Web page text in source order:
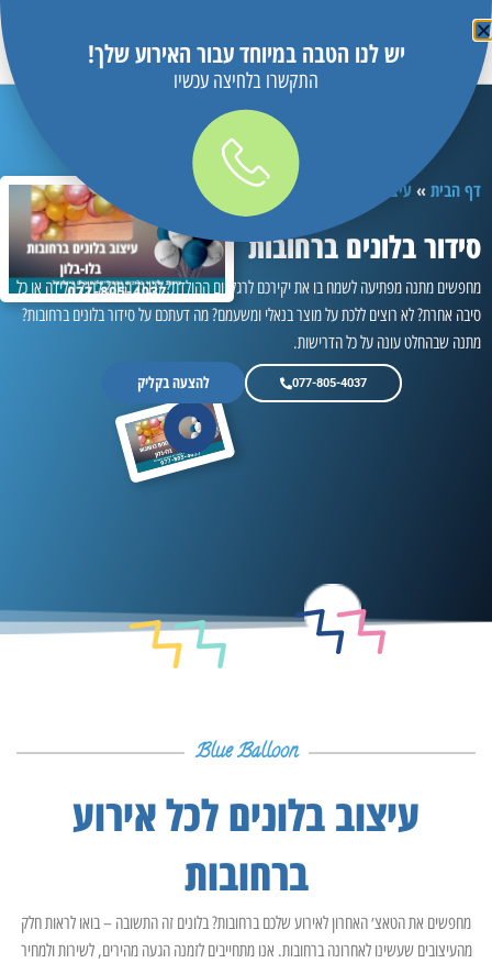
דף הבית » עיצוב וסידור בלונים במרכז» סידור בלונים ברחובות
סידור בלונים ברחובות
מחפשים מתנה מפתיעה לשמח בו את יקירכם לרגל יום ההולדת? לכבוד החג? לרגל הלידה או כל
סיבה אחרת? לא רוצים ללכת על מוצר בנאלי ומשעמם? מה דעתכם על סידור בלונים ברחובות?
מתנה שבהחלט עונה על כל הדרישות.
077-805-4037 להצעה בקליק
Blue Balloon
עיצוב בלונים לכל אירוע
ברחובות
מחפשים את הטאצ׳ האחרון לאירוע שלכם ברחובות? בלונים זה התשובה – בואו לראות חלק
מהעיצובים שעשינו לאחרונה ברחובות. אנו מתחייבים לזמנה הגעה מהירים, לשירות ולמחיר
יש לנו הטבה במיוחד עבור האירוע שלך!
התקשרו בלחיצה עכשיו